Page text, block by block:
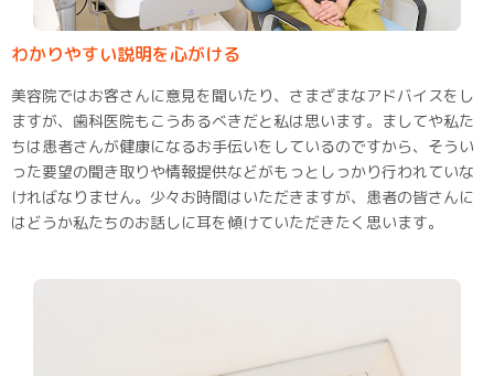
わかりやすい説明を心がける
美容院ではお客さんに意見を聞いたり、さまざまなアドバイスをし
ますが、歯科医院もこうあるべきだと私は思います。ましてや私た
ちは患者さんが健康になるお手伝いをしているのですから、そうい
った要望の聞き取りや情報提供などがもっとしっかり行われていな
ければなりません。少々お時間はいただきますが、患者の皆さんに
はどうか私たちのお話しに耳を傾けていただきたく思います。